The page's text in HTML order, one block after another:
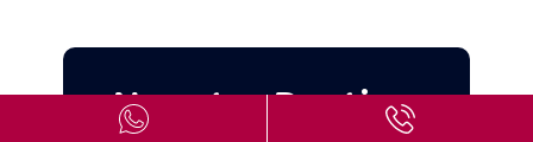
Nuestro Renting